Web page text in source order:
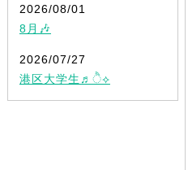
2026/08/01
8月🎶
2026/07/27
港区大学生♬ੈ⟡